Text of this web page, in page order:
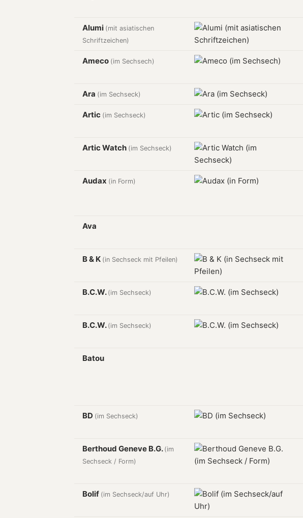
Alumi (mit asiatischen
Schriftzeichen)
Ameco (im Sechsech)
Ara (im Sechseck)
Artic (im Sechseck)
Artic Watch (im Sechseck)
Audax (in Form)
Ava
B & K (in Sechseck mit Pfeilen)
B.C.W. (im Sechseck)
B.C.W. (im Sechseck)
Batou
BD (im Sechseck)
Berthoud Geneve B.G. (im
Sechseck / Form)
Bolif (im Sechseck/auf Uhr)